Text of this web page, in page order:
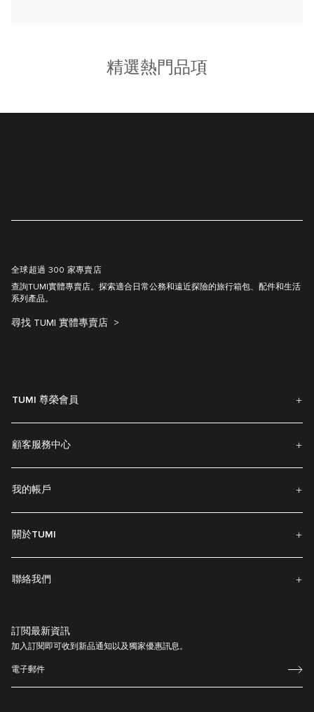
精選熱門品項
全球超過 300 家專賣店
查詢TUMI實體專賣店。探索適合日常公務和遠近探險的旅行箱包、配件和生活
系列產品。
尋找 TUMI 實體專賣店
TUMI 尊榮會員
顧客服務中心
我的帳戶
關於TUMI
聯絡我們
訂閲最新資訊
加入訂閱即可收到新品通知以及獨家優惠訊息。